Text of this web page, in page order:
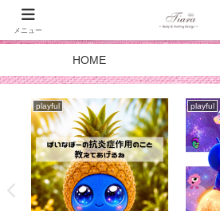
HOME
playful playful
メニュー